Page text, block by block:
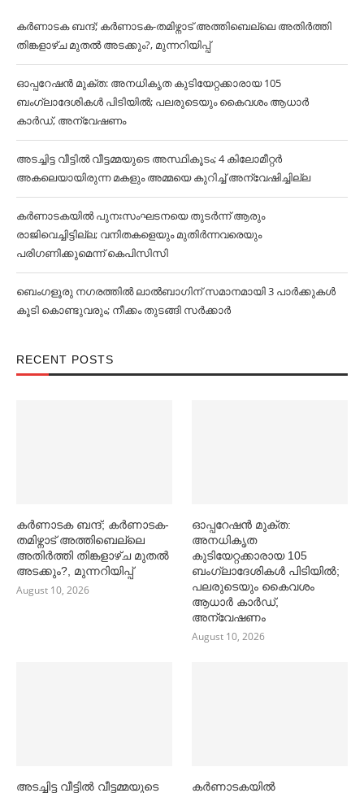
കര്‍ണാടക ബന്ദ്; കര്‍ണാടക-തമിഴ്നാട് അത്തിബെല്ലെ അതിര്‍ത്തി
തിങ്കളാഴ്ച മുതല്‍ അടക്കും?, മുന്നറിയിപ്പ്
ഓപ്പറേഷൻ മുക്ത: അനധികൃത കുടിയേറ്റക്കാരായ 105
ബംഗ്ലാദേശികള്‍ പിടിയില്‍; പലരുടെയും കൈവശം ആധാര്‍
കാര്‍ഡ്, അന്വേഷണം
അടച്ചിട്ട വീട്ടില്‍ വീട്ടമ്മയുടെ അസ്ഥികൂടം; 4 കിലോമീറ്റര്‍
അകലെയായിരുന്ന മകളും അമ്മയെ കുറിച്ച്‌ അന്വേഷിച്ചില്ല
കര്‍ണാടകയില്‍ പുനഃസംഘടനയെ തുടര്‍ന്ന് ആരും
രാജിവെച്ചിട്ടില്ല; വനിതകളെയും മുതിര്‍ന്നവരെയും
പരിഗണിക്കുമെന്ന് കെപിസിസി
ബെംഗളൂരു നഗരത്തില്‍ ലാല്‍ബാഗിന് സമാനമായി 3 പാര്‍ക്കുകള്‍
കൂടി കൊണ്ടുവരും; നീക്കം തുടങ്ങി സര്‍ക്കാര്‍
RECENT POSTS
കര്‍ണാടക ബന്ദ്; കര്‍ണാടക-
തമിഴ്നാട് അത്തിബെല്ലെ
അതിര്‍ത്തി തിങ്കളാഴ്ച മുതല്‍
അടക്കും?, മുന്നറിയിപ്പ്
August 10, 2026
ഓപ്പറേഷൻ മുക്ത:
അനധികൃത
കുടിയേറ്റക്കാരായ 105
ബംഗ്ലാദേശികള്‍ പിടിയില്‍;
പലരുടെയും കൈവശം
ആധാര്‍ കാര്‍ഡ്,
അന്വേഷണം
August 10, 2026
അടച്ചിട്ട വീട്ടില്‍ വീട്ടമ്മയുടെ കര്‍ണാടകയില്‍